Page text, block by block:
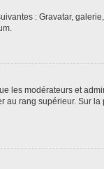
: Gravatar,
les modérateurs et
au rang supérieur. Sur